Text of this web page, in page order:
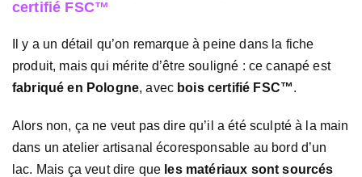
certifié FSC™
Il y a un détail qu’on remarque à peine dans la fiche
produit, mais qui mérite d’être souligné : ce canapé est
fabriqué en Pologne, avec bois certifié FSC™.
Alors non, ça ne veut pas dire qu’il a été sculpté à la main
dans un atelier artisanal écoresponsable au bord d’un
lac. Mais ça veut dire que les matériaux sont sourcés